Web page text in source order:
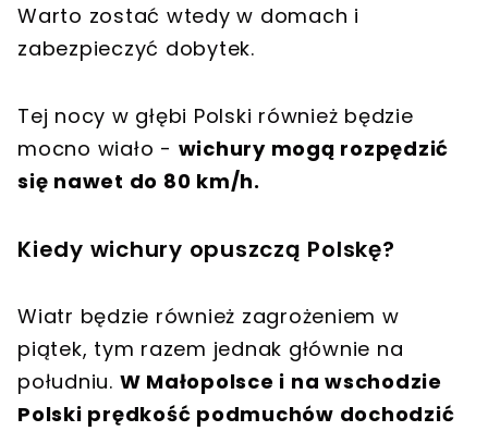
Warto zostać wtedy w domach i
zabezpieczyć dobytek.
Tej nocy w głębi Polski również będzie
mocno wiało - wichury mogą rozpędzić
się nawet do 80 km/h.
Kiedy wichury opuszczą Polskę?
Wiatr będzie również zagrożeniem w
piątek, tym razem jednak głównie na
południu. W Małopolsce i na wschodzie
Polski prędkość podmuchów dochodzić